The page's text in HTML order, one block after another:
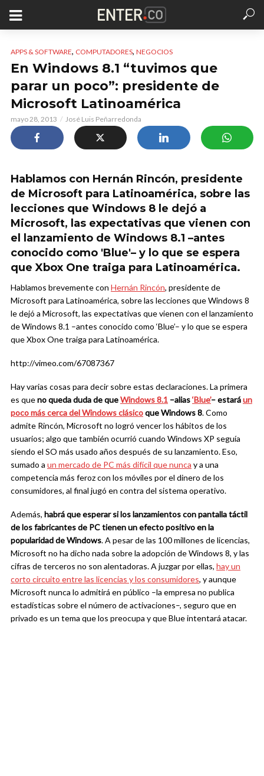
APPS & SOFTWARE, COMPUTADORES, NEGOCIOS
En Windows 8.1 “tuvimos que
parar un poco”: presidente de
Microsoft Latinoamérica
mayo 28, 2013 José Luis Peñarredonda
Hablamos con Hernán Rincón, presidente
de Microsoft para Latinoamérica, sobre las
lecciones que Windows 8 le dejó a
Microsoft, las expectativas que vienen con
el lanzamiento de Windows 8.1 –antes
conocido como 'Blue'– y lo que se espera
que Xbox One traiga para Latinoamérica.
Hablamos brevemente con Hernán Rincón, presidente de
Microsoft para Latinoamérica, sobre las lecciones que Windows 8
le dejó a Microsoft, las expectativas que vienen con el lanzamiento
de Windows 8.1 –antes conocido como ‘Blue’– y lo que se espera
que Xbox One traiga para Latinoamérica.
http://vimeo.com/67087367
Hay varias cosas para decir sobre estas declaraciones. La primera
es queno queda duda de queWindows 8.1 –alias‘Blue’– estaráun
poco más cerca del Windows clásicoque Windows 8. Como
admite Rincón, Microsoft no logró vencer los hábitos de los
usuarios; algo que también ocurrió cuando Windows XP seguía
siendo el SO más usado años después de su lanzamiento. Eso,
sumado a un mercado de PC más difícil que nunca y a una
competencia más feroz con los móviles por el dinero de los
consumidores, al final jugó en contra del sistema operativo.
Además, habrá que esperar si los lanzamientos con pantalla táctil
de los fabricantes de PC tienen un efecto positivo en la
popularidad de Windows. A pesar de las 100 millones de licencias,
Microsoft no ha dicho nada sobre la adopción de Windows 8, y las
cifras de terceros no son alentadoras. A juzgar por ellas, hay un
corto circuito entre las licencias y los consumidores, y aunque
Microsoft nunca lo admitirá en público –la empresa no publica
estadísticas sobre el número de activaciones–, seguro que en
privado es un tema que los preocupa y que Blue intentará atacar.